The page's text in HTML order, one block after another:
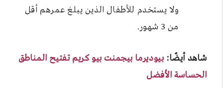
ولا يستخدم للأطفال الذين يبلغ عمرهم أقل
من 3 شهور.
شاهد أيضًا: بيوديرما بيجمنت بيو كريم تفتيح المناطق
الحساسة الأفضل